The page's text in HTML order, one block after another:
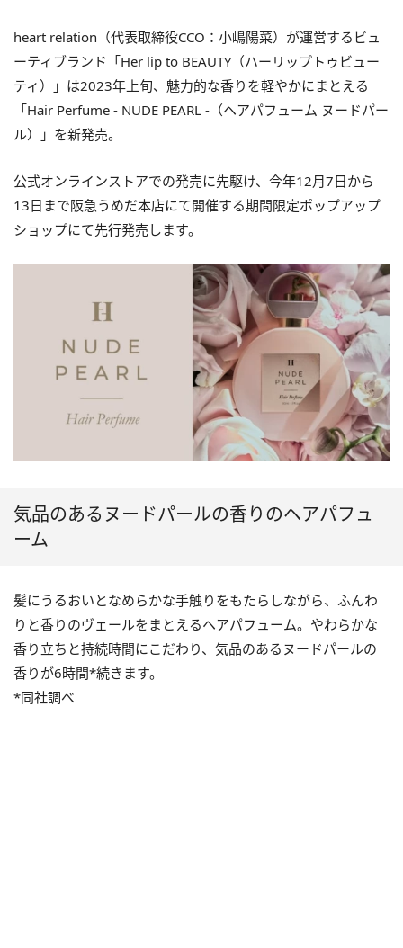
heart relation（代表取締役CCO：小嶋陽菜）が運営するビュ
ーティブランド「Her lip to BEAUTY（ハーリップトゥビュー
ティ）」は2023年上旬、魅力的な香りを軽やかにまとえる
「Hair Perfume ‐ NUDE PEARL ‐（ヘアパフューム ヌードパー
ル）」を新発売。
公式オンラインストアでの発売に先駆け、今年12月7日から
13日まで阪急うめだ本店にて開催する期間限定ポップアップ
ショップにて先行発売します。
気品のあるヌードパールの香りのヘアパフュ
ーム
髪にうるおいとなめらかな手触りをもたらしながら、ふんわ
りと香りのヴェールをまとえるヘアパフューム。やわらかな
香り立ちと持続時間にこだわり、気品のあるヌードパールの
香りが6時間*続きます。
*同社調べ